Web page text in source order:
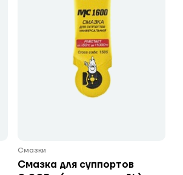
Смазки
Смазка для суппортов